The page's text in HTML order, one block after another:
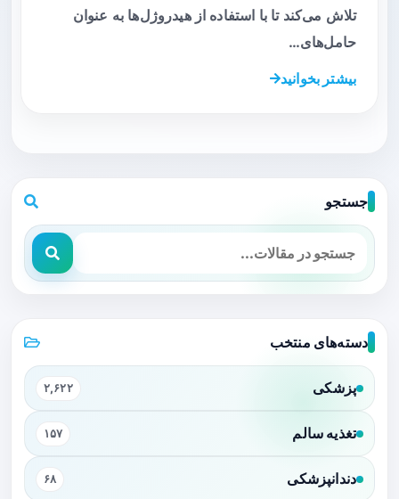
تلاش می‌کند تا با استفاده از هیدروژل‌ها به عنوان
حامل‌های…
بیشتر بخوانید
جستجو
دسته‌های منتخب
پزشکی ۲,۶۲۲
تغذیه سالم ۱۵۷
دندانپزشکی ۶۸